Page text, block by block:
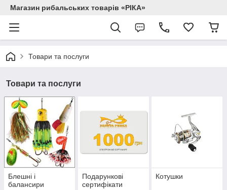
Магазин рибальських товарів «РІКА»
Товари та послуги
Товари та послуги
Блешні і
балансири
Подарункові
сертифікати
Котушки